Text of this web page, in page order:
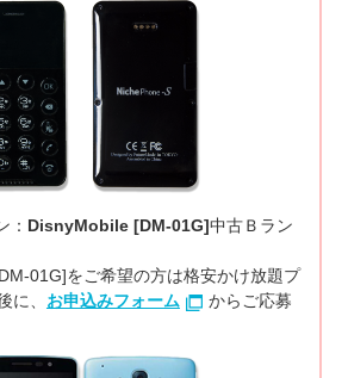
： DisnyMobile [DM-01G]中古Ｂラン
01G]をご希望の方は格安かけ放題プ
に、 お申込みフォーム
からご応募